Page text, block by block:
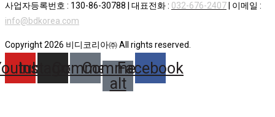
사업자등록번호 : 130-86-30788 | 대표전화 : 032-676-2407 | 이메일 :
info@bdkorea.com
Copyright 2026 비디코리아㈜ All rights reserved.
InstagramComment
Comment-
alt
Facebook